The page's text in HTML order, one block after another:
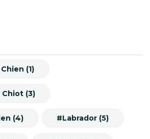
(1)
(3)
(4) #Labrador (5)